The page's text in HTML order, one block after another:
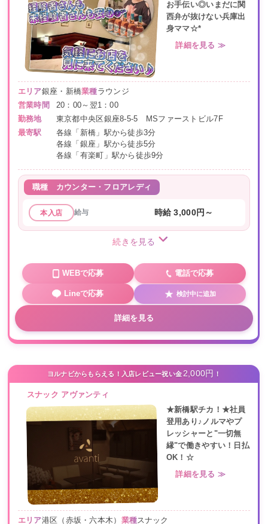
お手伝い◎いまだに関
西弁が抜けない兵庫出
身ママ☆*
詳細を見る ≫
エリア銀座・新橋業種ラウンジ
営業時間
20：00～翌1：00
勤務地
東京都中央区銀座8-5-5 MSファーストビル7F
最寄駅
各線「新橋」駅から徒歩3分
各線「銀座」駅から徒歩5分
各線「有楽町」駅から徒歩9分
職種 カウンター・フロアレディ
本入店 給与 時給 3,000円～
続きを見る
WEBで応募 電話で応募
Lineで応募 検討中に追加
詳細を見る
ヨルナビからもらえる！入店レビュー祝い金2,000円 ！
スナック アヴァンティ
★新橋駅チカ！★社員
登用あり♪ノルマやプ
レッシャーと"一切無
縁"で働きやすい！日払
OK！☆
詳細を見る ≫
エリア港区（赤坂・六本木） 業種スナック